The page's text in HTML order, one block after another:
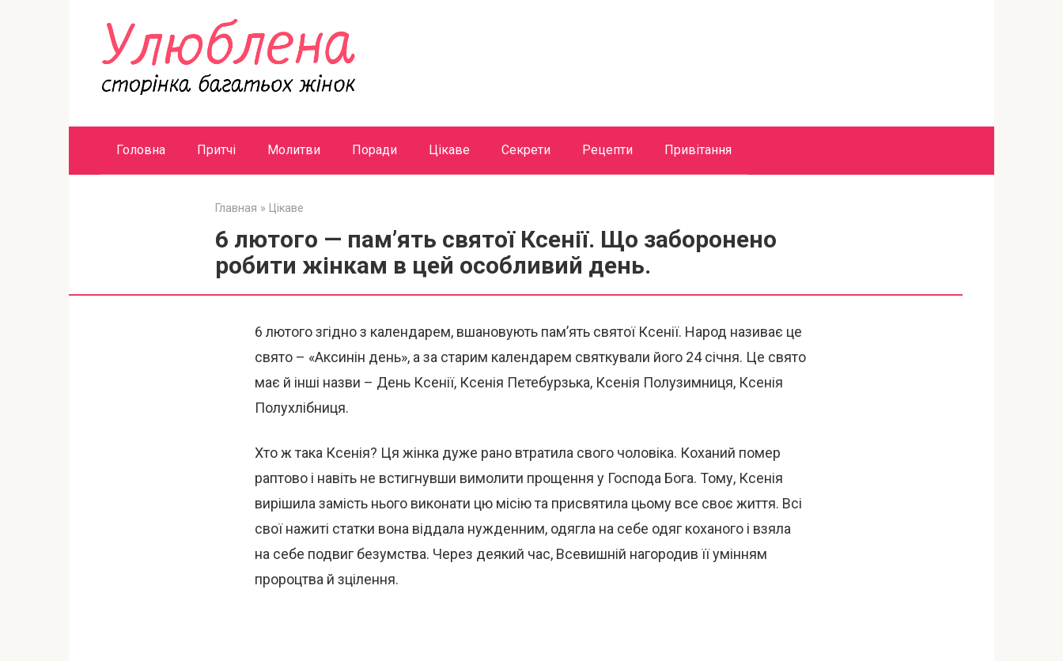
Головна Притчі Молитви Поради Цікаве Секрети Рецепти Привітання
Главная » Цікаве
6 лютого — пам’ять святої Ксенії. Що заборонено
робити жінкам в цей особливий день.
6 лютого згідно з календарем, вшановують пам’ять святої Ксенії. Народ називає це
свято – «Аксинін день», а за старим календарем святкували його 24 січня. Це свято
має й інші назви – День Ксенії, Ксенія Петебурзька, Ксенія Полузимниця, Ксенія
Полухлібниця.
Хто ж така Ксенія? Ця жінка дуже рано втратила свого чоловіка. Коханий помер
раптово і навіть не встигнувши вимолити прощення у Господа Бога. Тому, Ксенія
вирішила замість нього виконати цю місію та присвятила цьому все своє життя. Всі
свої нажиті статки вона віддала нужденним, одягла на себе одяг коханого і взяла
на себе подвиг безумства. Через деякий час, Всевишній нагородив її умінням
пророцтва й зцілення.